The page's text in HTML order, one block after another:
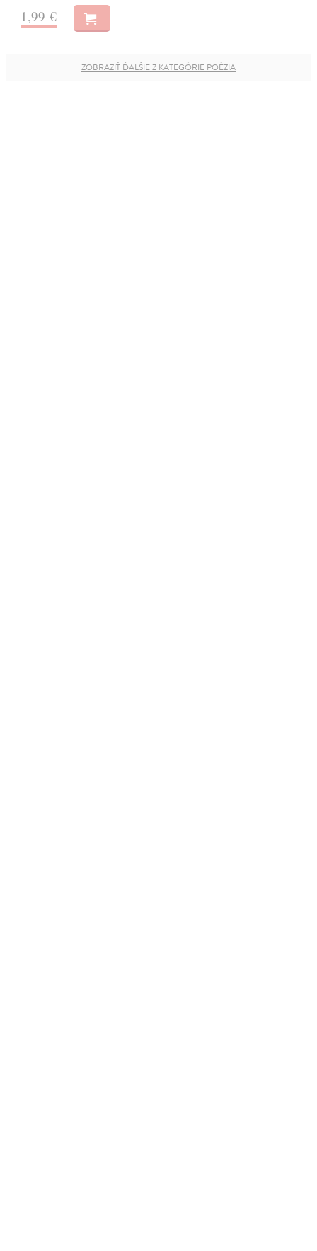
1,99 €
ZOBRAZIŤ ĎALŠIE Z KATEGÓRIE POÉZIA